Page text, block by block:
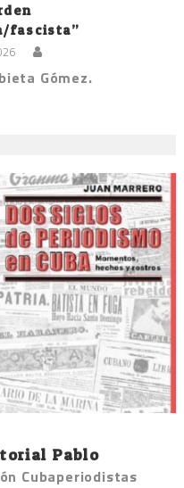
fascista”
Gómez.
Pablo
Cubaperiodistas